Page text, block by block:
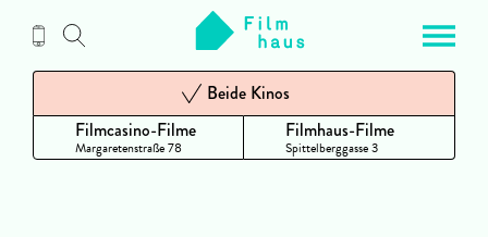
Inhalt
Filmcasino-Filme
Margaretenstraße 78
Beide Kinos
Filmhaus-Filme
Spittelberggasse 3